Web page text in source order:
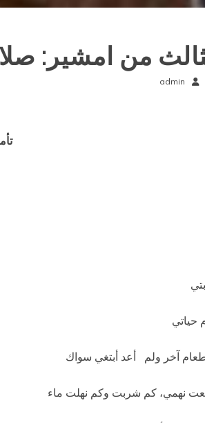
من امشير:
admin
حياتي
آخر ولم أعد أبتغي سواك
نهمي، كم شربت وكم نهلت ماء